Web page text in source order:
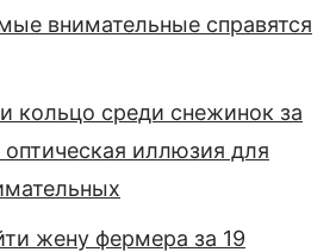
внимательные справятся
кольцо среди снежинок за
оптическая иллюзия для
жену фермера за 19